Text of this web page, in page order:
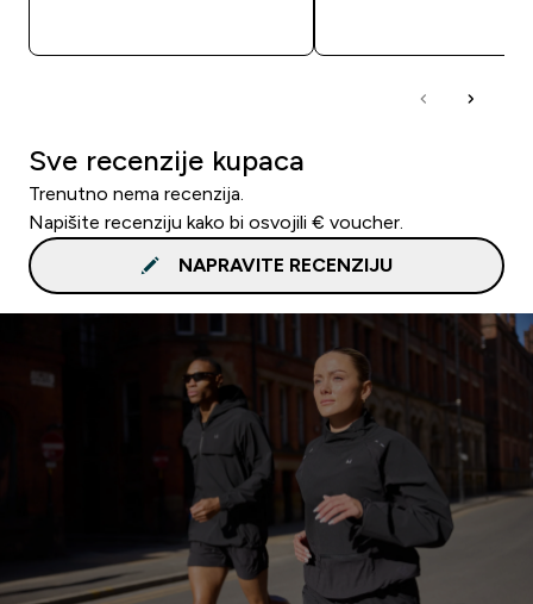
Sve recenzije kupaca
Trenutno nema recenzija.
Napišite recenziju kako bi osvojili € voucher.
NAPRAVITE RECENZIJU